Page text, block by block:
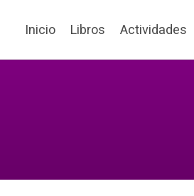
Inicio Libros Actividades